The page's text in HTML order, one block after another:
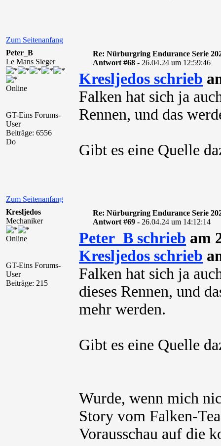
Zum Seitenanfang
Peter_B
Le Mans Sieger
Online
GT-Eins Forums-
User
Beiträge: 6556
Do
Re: Nürburgring Endurance Serie
Antwort #68 - 26.04.24 um 12:59:46
Kresljedos schrieb
Falken hat sich ja
Rennen, und das
Gibt es eine Quelle
Zum Seitenanfang
Kresljedos
Mechaniker
Online
GT-Eins Forums-
User
Beiträge: 215
Re: Nürburgring Endurance Serie
Antwort #69 - 26.04.24 um 14:12:14
Peter_B schrieb am
Kresljedos schrieb
Falken hat sich ja
dieses Rennen, und
mehr werden.
Gibt es eine Quelle
Wurde, wenn mich
Story vom Falken-
Vorausschau auf die